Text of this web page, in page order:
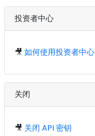
投资者中心
🎥 如何使用投资者中心
关闭
🎥 关闭 API 密钥